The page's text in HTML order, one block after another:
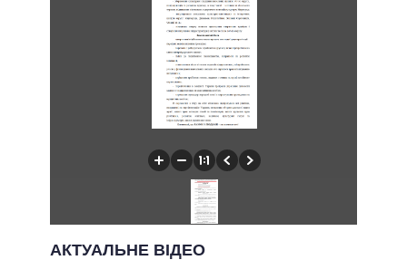
АКТУАЛЬНЕ ВІДЕО